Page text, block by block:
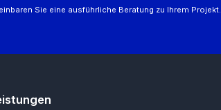
Sie eine ausführliche Beratung zu Ihrem Projekt.